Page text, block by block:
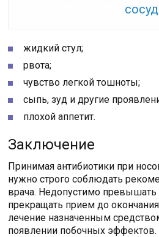
жидкий стул;
рвота;
чувство легкой тошноты;
сыпь, зуд и другие
плохой аппетит.
Заключение
Принимая антибиотики при
нужно строго соблюдать
врача. Недопустимо превышать
прекращать прием до
лечение назначенным
появлении побочных эффектов.